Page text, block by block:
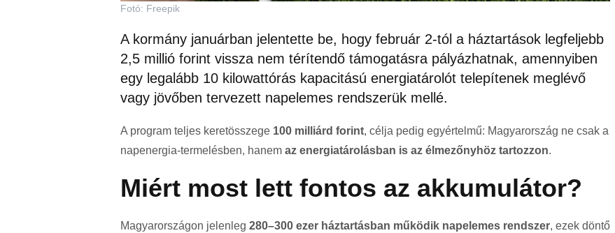
Fotó: Freepik
A kormány januárban jelentette be, hogy február 2-tól a háztartások legfeljebb
2,5 millió forint vissza nem térítendő támogatásra pályázhatnak, amennyiben
egy legalább 10 kilowattórás kapacitású energiatárolót telepítenek meglévő
vagy jövőben tervezett napelemes rendszerük mellé.
A program teljes keretösszege 100 milliárd forint, célja pedig egyértelmű: Magyarország ne csak a
napenergia-termelésben, hanem az energiatárolásban is az élmezőnyhöz tartozzon.
Miért most lett fontos az akkumulátor?
Magyarországon jelenleg 280–300 ezer háztartásban működik napelemes rendszer, ezek döntő